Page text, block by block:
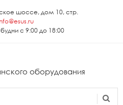
шоссе, дом 10, стр.
с 9:00 до 18:00
оборудования